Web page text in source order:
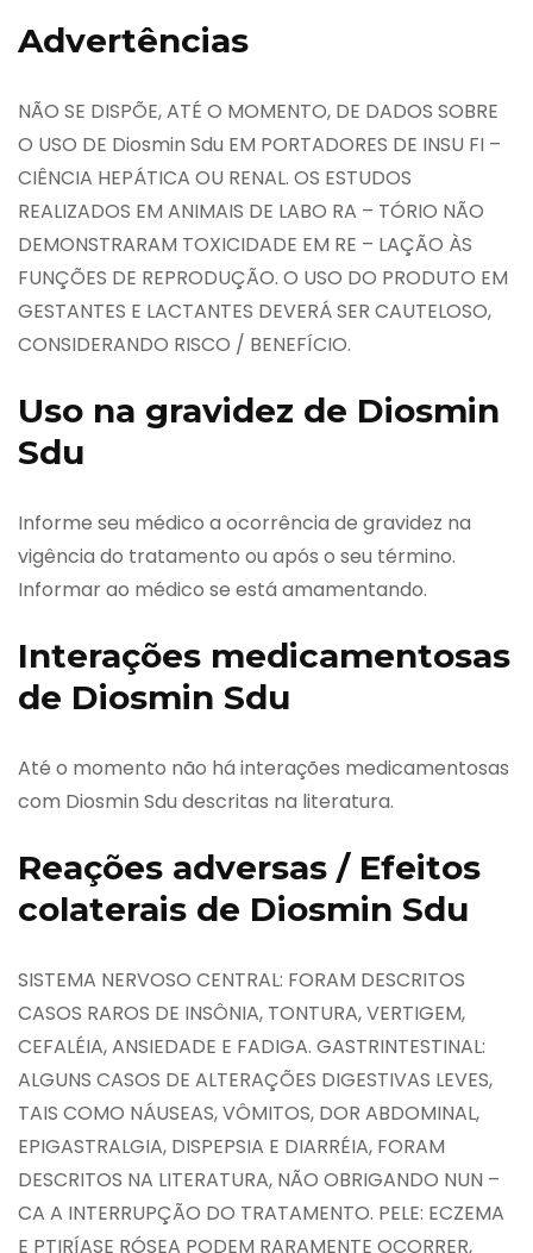
Advertências
NÃO SE DISPÕE, ATÉ O MOMENTO, DE DADOS SOBRE
O USO DE Diosmin Sdu EM PORTADORES DE INSU FI –
CIÊNCIA HEPÁTICA OU RENAL. OS ESTUDOS
REALIZADOS EM ANIMAIS DE LABO RA – TÓRIO NÃO
DEMONSTRARAM TOXICIDADE EM RE – LAÇÃO ÀS
FUNÇÕES DE REPRODUÇÃO. O USO DO PRODUTO EM
GESTANTES E LACTANTES DEVERÁ SER CAUTELOSO,
CONSIDERANDO RISCO / BENEFÍCIO.
Uso na gravidez de Diosmin
Sdu
Informe seu médico a ocorrência de gravidez na
vigência do tratamento ou após o seu término.
Informar ao médico se está amamentando.
Interações medicamentosas
de Diosmin Sdu
Até o momento não há interações medicamentosas
com Diosmin Sdu descritas na literatura.
Reações adversas / Efeitos
colaterais de Diosmin Sdu
SISTEMA NERVOSO CENTRAL: FORAM DESCRITOS
CASOS RAROS DE INSÔNIA, TONTURA, VERTIGEM,
CEFALÉIA, ANSIEDADE E FADIGA. GASTRINTESTINAL:
ALGUNS CASOS DE ALTERAÇÕES DIGESTIVAS LEVES,
TAIS COMO NÁUSEAS, VÔMITOS, DOR ABDOMINAL,
EPIGASTRALGIA, DISPEPSIA E DIARRÉIA, FORAM
DESCRITOS NA LITERATURA, NÃO OBRIGANDO NUN –
CA A INTERRUPÇÃO DO TRATAMENTO. PELE: ECZEMA
E PTIRÍASE RÓSEA PODEM RARAMENTE OCORRER,